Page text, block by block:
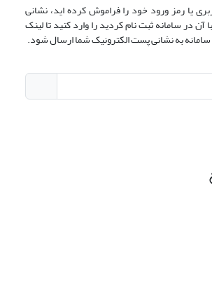
یا رمز ورود خود را فراموش کرده اید، نشانی
آن در سامانه ثبت نام کردید را وارد کنید تا لینک
سامانه به نشانی پست الکترونیک شما ارسال شود.